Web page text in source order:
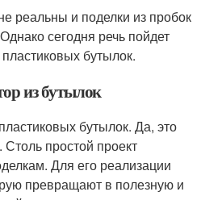
реальны и поделки из пробок
сегодня речь пойдет
бутылок.
из бутылок
бутылок. Да, это
простой проект
Для его реализации
превращают в полезную и